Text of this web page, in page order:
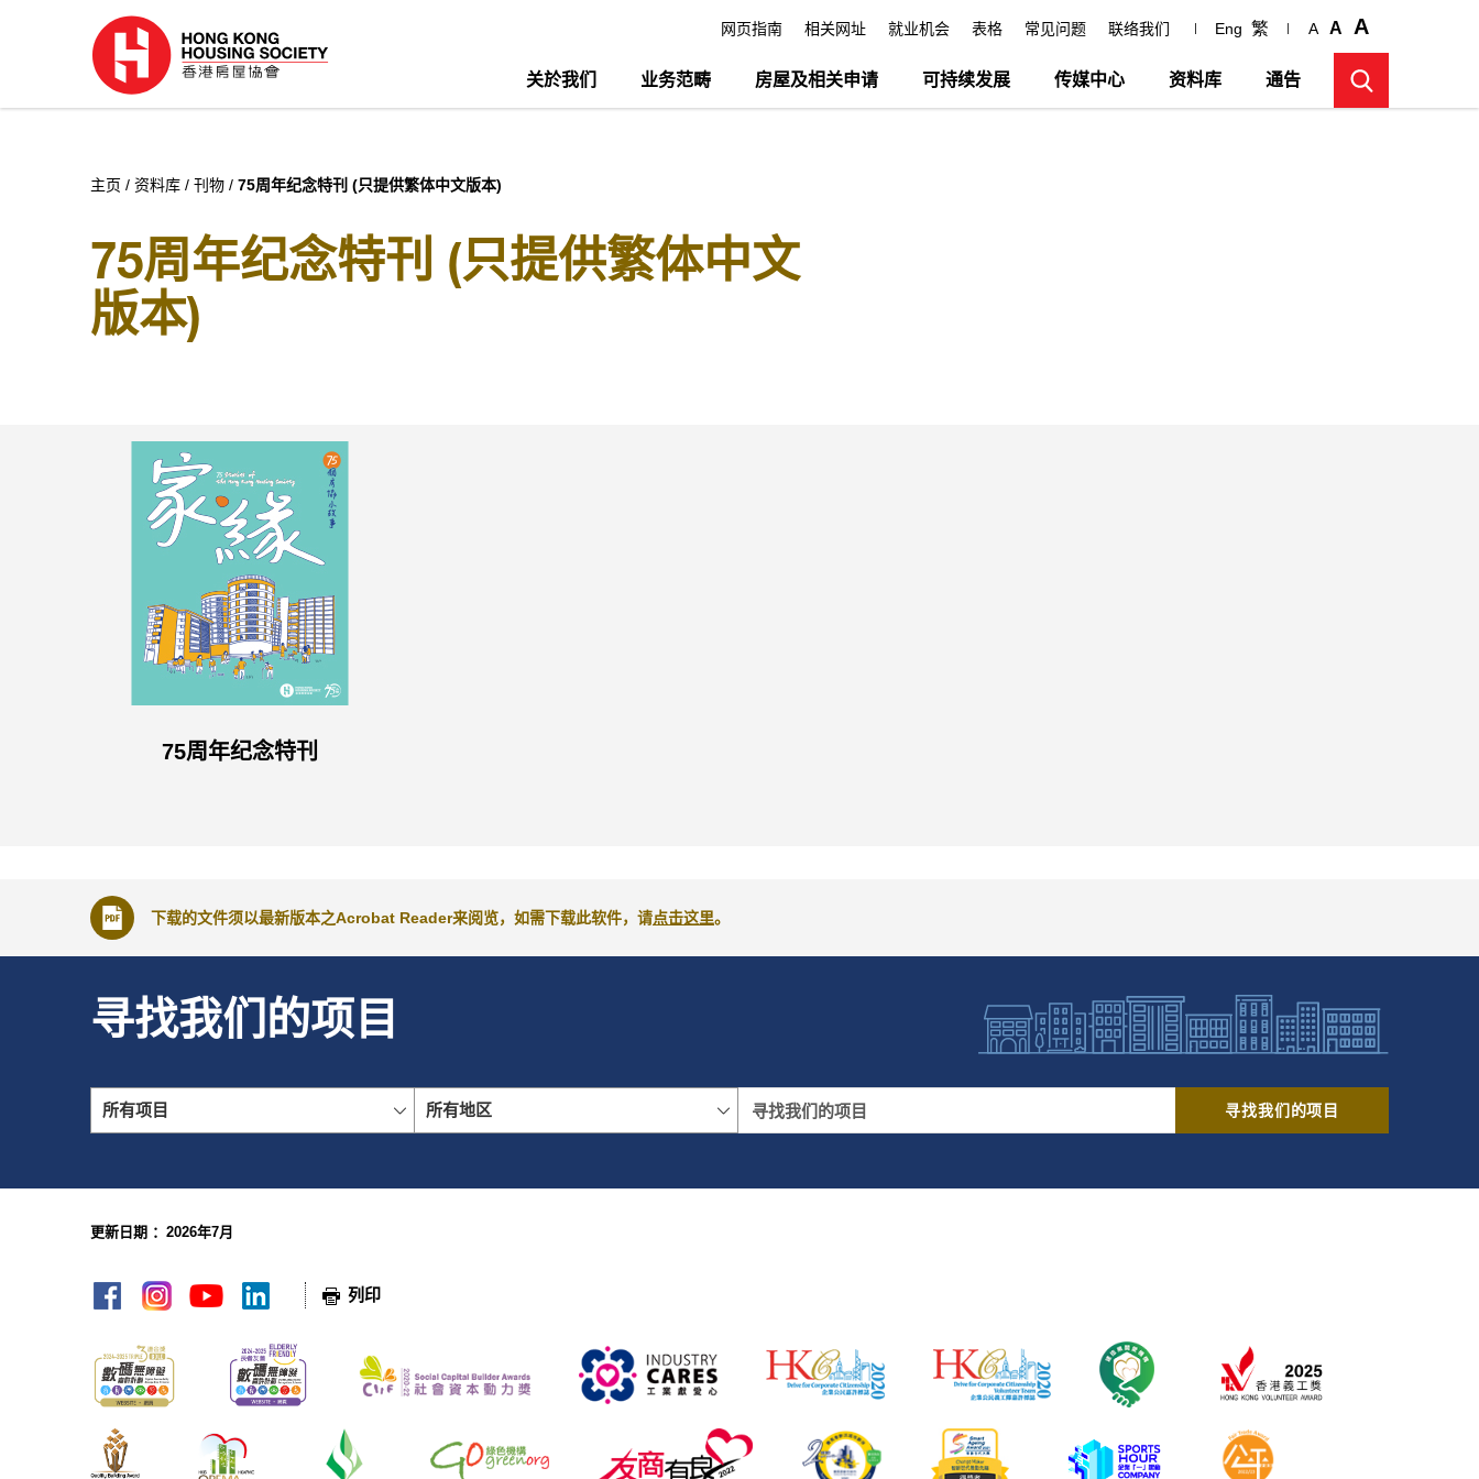
网页指南 相关网址 就业机会 表格 常见问题 联络我们 Eng 繁 A A A
关於我们 业务范畴 房屋及相关申请 可持续发展 传媒中心 资料库 通告
主页 资料库 刊物 75周年纪念特刊 (只提供繁体中文版本)
75周年纪念特刊 (只提供繁体中文
版本)
75周年纪念特刊
下载的文件须以最新版本之Acrobat Reader来阅览，如需下载此软件，请点击这里。
寻找我们的项目
所有项目 所有地区 寻找我们的项目
更新日期 ：2026年7月
列印